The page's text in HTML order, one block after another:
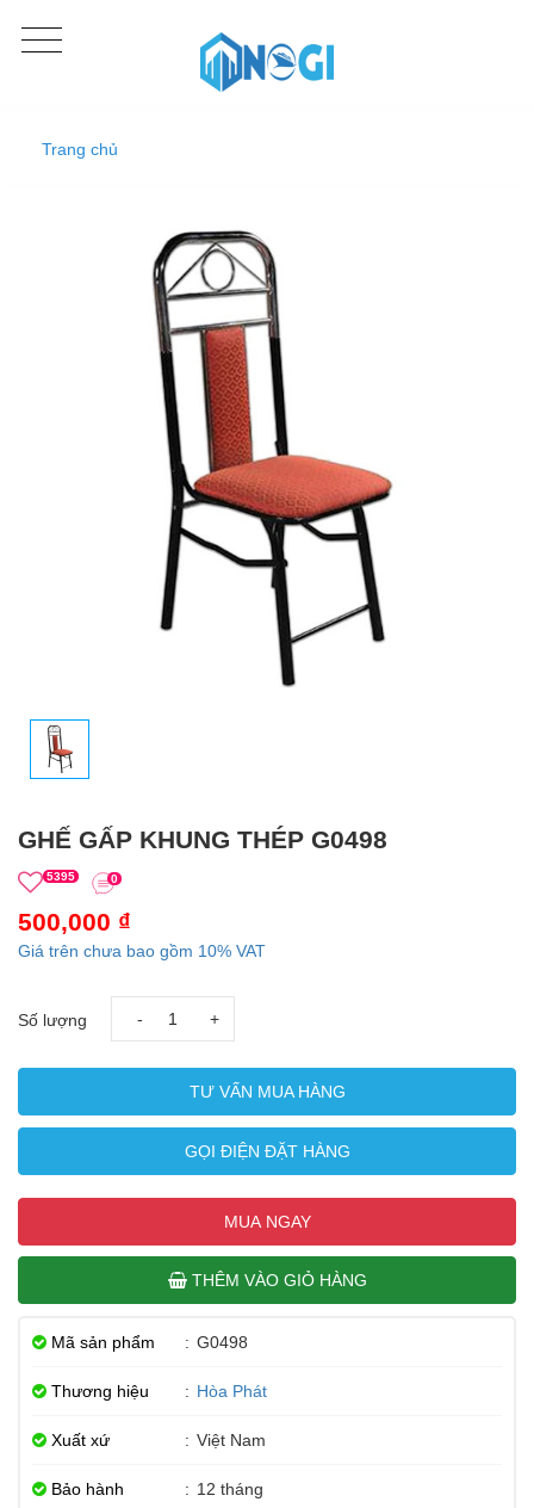
Trang chủ
GHẾ GẤP KHUNG THÉP G0498
5395 0
500,000 ₫
Giá trên chưa bao gồm 10% VAT
Số lượng - +
TƯ VẤN MUA HÀNG
GỌI ĐIỆN ĐẶT HÀNG
MUA NGAY
THÊM VÀO GIỎ HÀNG
Mã sản phẩm : G0498
Thương hiệu : Hòa Phát
Xuất xứ : Việt Nam
Bảo hành : 12 tháng